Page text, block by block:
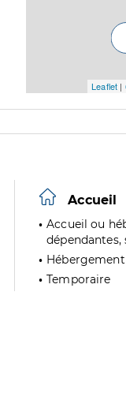
Leaflet |
Accueil
Accueil ou
Temporaire